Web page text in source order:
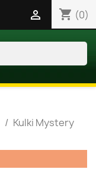
shopping_cart (0)

Kulki Mystery